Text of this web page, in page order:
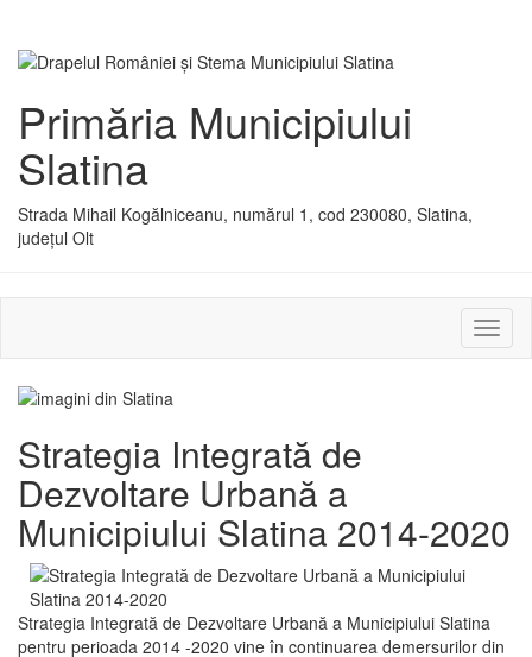
Primăria Municipiului
Slatina
Strada Mihail Kogălniceanu, numărul 1, cod 230080, Slatina,
județul Olt
sau
Strategia Integrată de
Dezvoltare Urbană a
Municipiului Slatina 2014-2020
Strategia Integrată de Dezvoltare Urbană a Municipiului Slatina
pentru perioada 2014 -2020 vine în continuarea demersurilor din